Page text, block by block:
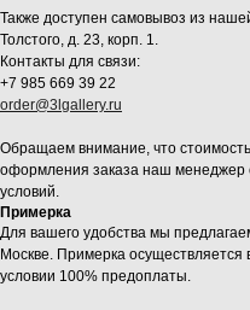
Также доступен самовывоз из
Толстого, д. 23, корп. 1.
Контакты для связи:
+7 985 669 39 22
order@3lgallery.ru
Обращаем внимание, что
оформления заказа наш менеджер
условий.
Примерка
Для вашего удобства мы
Москве. Примерка
условии 100% предоплаты.